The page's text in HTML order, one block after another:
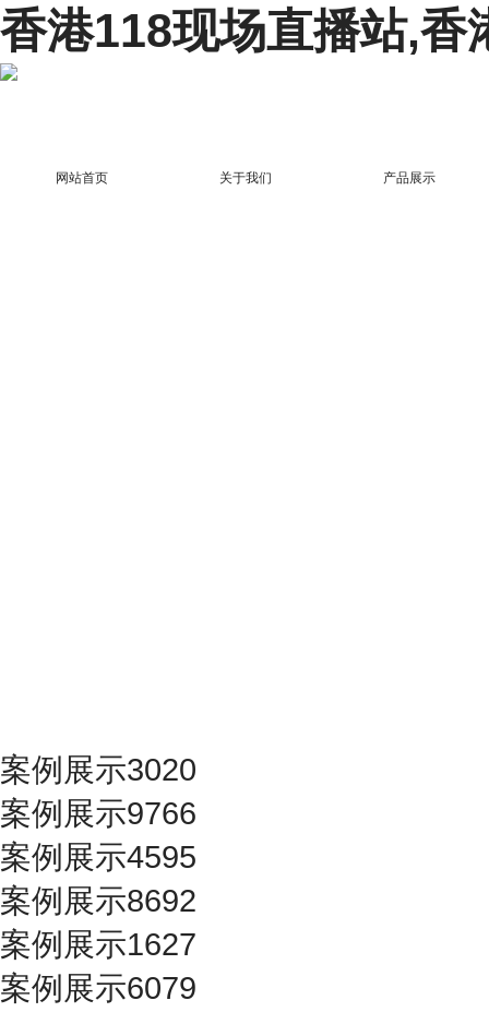
香港118现场直播站,香
网站首页 关于我们 产品展示
案例展示3020
案例展示9766
案例展示4595
案例展示8692
案例展示1627
案例展示6079